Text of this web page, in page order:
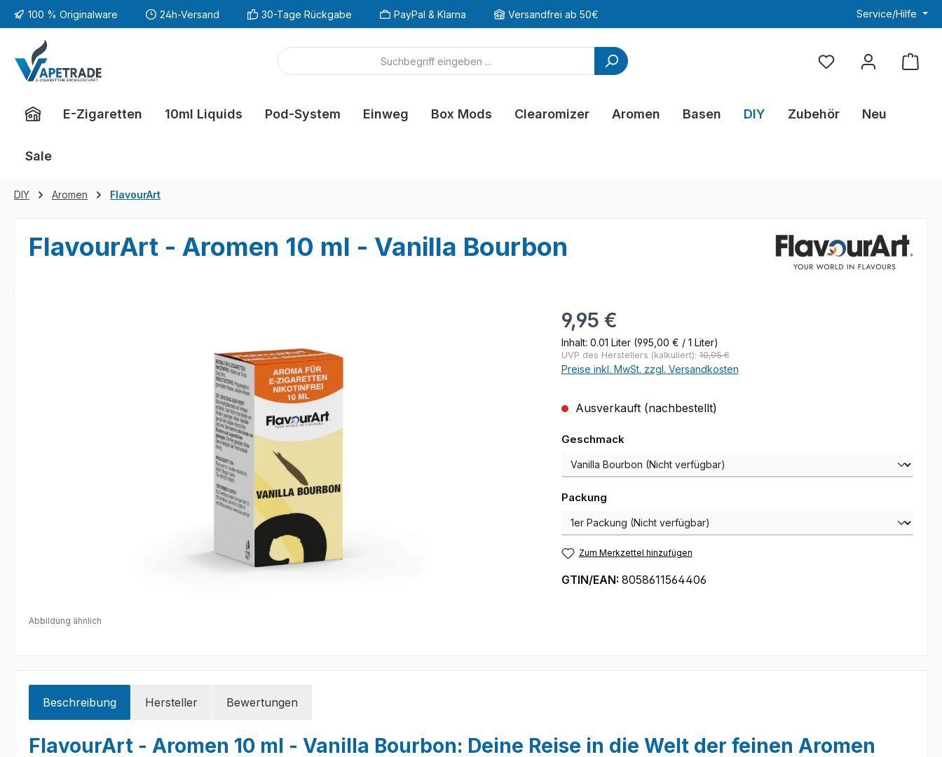
Hauptinhalt springen
Zur Suche springen
Zur Hauptnavigation springen
100 % Originalware 24h-Versand 30-Tage Rückgabe PayPal & Klarna Versandfrei ab 50€ Service/Hilfe
Du hast 0 Produkte
E-Zigaretten 10ml Liquids Pod-System Einweg Box Mods Clearomizer Aromen Basen DIY Zubehör Neu
Sale
DIY Aromen FlavourArt
FlavourArt - Aromen 10 ml - Vanilla Bourbon
Abbildung ähnlich
Regulärer Preis:
9,95 €
Inhalt: 0.01 Liter (995,00 € / 1 Liter)
UVP des Herstellers (kalkuliert):10,95 €
Preise inkl. MwSt. zzgl. Versandkosten
Ausverkauft (nachbestellt)
Geschmackauswählen
Packungauswählen
Zum Merkzettel hinzufügen
GTIN/EAN: 8058611564406
Beschreibung Hersteller Bewertungen
FlavourArt - Aromen 10 ml - Vanilla Bourbon: Deine Reise in die Welt der feinen Aromen